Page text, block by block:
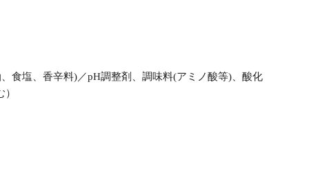
食塩、香辛料)／pH調整剤、調味料(アミノ酸等)、酸化